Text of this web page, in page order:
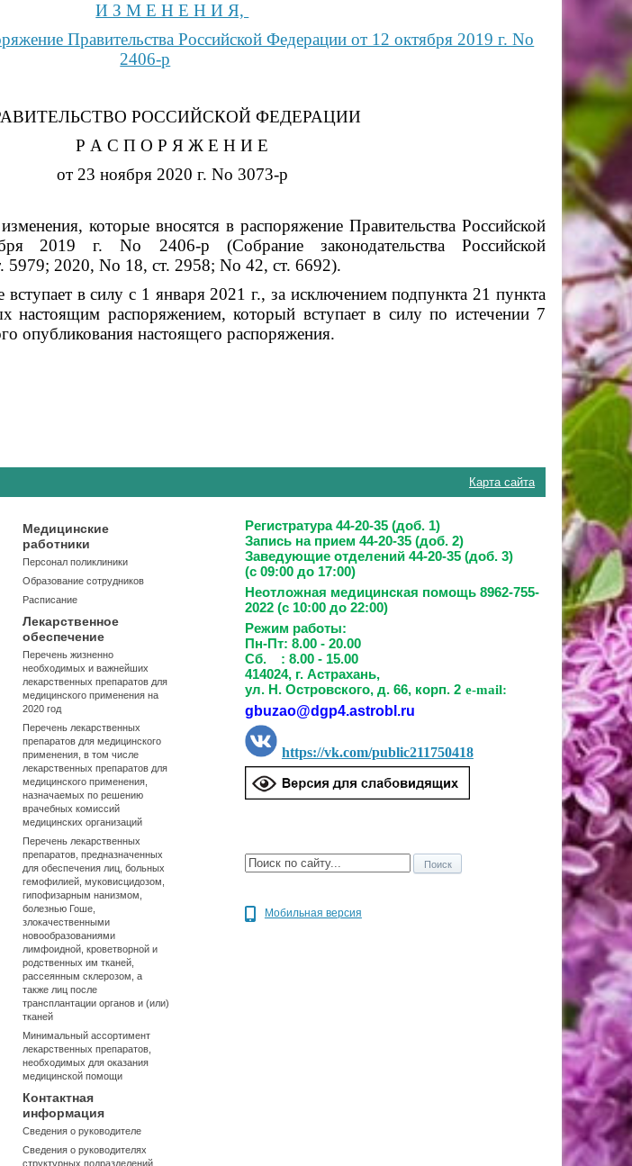
И З М Е Н Е Н И Я,
Правительства Российской Федерации от 12 октября 2019 г. No
2406-р
РОССИЙСКОЙ ФЕДЕРАЦИИ
Р А С П О Р Я Ж Е Н И Е
от 23 ноября 2020 г. No 3073-р
изменения, которые вносятся в распоряжение Правительства Российской
2019 г. No 2406-р (Собрание законодательства Российской
5979; 2020, No 18, ст. 2958; No 42, ст. 6692).
в силу с 1 января 2021 г., за исключением подпункта 21 пункта
настоящим распоряжением, который вступает в силу по истечении 7
опубликования настоящего распоряжения.
Карта сайта
Регистратура 44-20-35 (доб. 1)
Запись на прием 44-20-35 (доб. 2)
Заведующие отделений 44-20-35 (доб. 3)
(с 09:00 до 17:00)
Неотложная медицинская помощь 8962-755-
2022 (с 10:00 до 22:00)
Режим работы:
Пн-Пт: 8.00 - 20.00
Сб. : 8.00 - 15.00
414024, г. Астрахань,
ул. Н. Островского, д. 66, корп. 2 e-mail:
gbuzao@dgp4.astrobl.ru
https://vk.com/public211750418
Мобильная версия
Медицинские
работники
Персонал поликлиники
Образование сотрудников
Расписание
Лекарственное
обеспечение
Перечень жизненно
необходимых и важнейших
лекарственных препаратов для
медицинского применения на
2020 год
Перечень лекарственных
препаратов для медицинского
применения, в том числе
лекарственных препаратов для
медицинского применения,
назначаемых по решению
врачебных комиссий
медицинских организаций
Перечень лекарственных
препаратов, предназначенных
для обеспечения лиц, больных
гемофилией, муковисцидозом,
гипофизарным нанизмом,
болезнью Гоше,
злокачественными
новообразованиями
лимфоидной, кроветворной и
родственных им тканей,
рассеянным склерозом, а
также лиц после
трансплантации органов и (или)
тканей
Минимальный ассортимент
лекарственных препаратов,
необходимых для оказания
медицинской помощи
Контактная
информация
Сведения о руководителе
Сведения о руководителях
структурных подразделений